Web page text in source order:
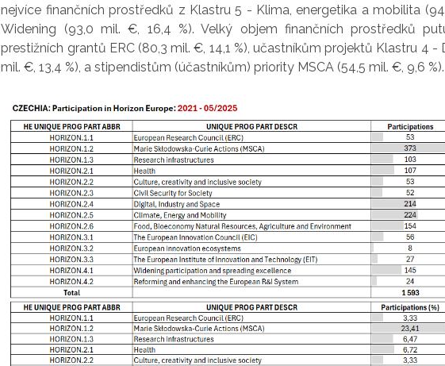
nejvíce finančních prostředků z Klastru 5 - Klima, energetika a mobilita
Widening (93,0 mil. €, 16,4 %). Velký objem finančních prostředků
prestižních grantů ERC (80,3 mil. €, 14,1 %), učastníkům projektů Klastru 4
mil. €, 13,4 %), a stipendistům (účastníkům) priority MSCA (54,5 mil. €, 9,6 %).